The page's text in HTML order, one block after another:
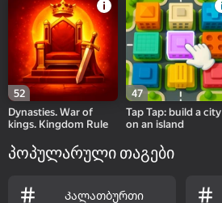
52
Dynasties. War of
kings. Kingdom Rule
47
Tap Tap: build a city
on an island
პოპულარული თაგები
Კალათბურთი